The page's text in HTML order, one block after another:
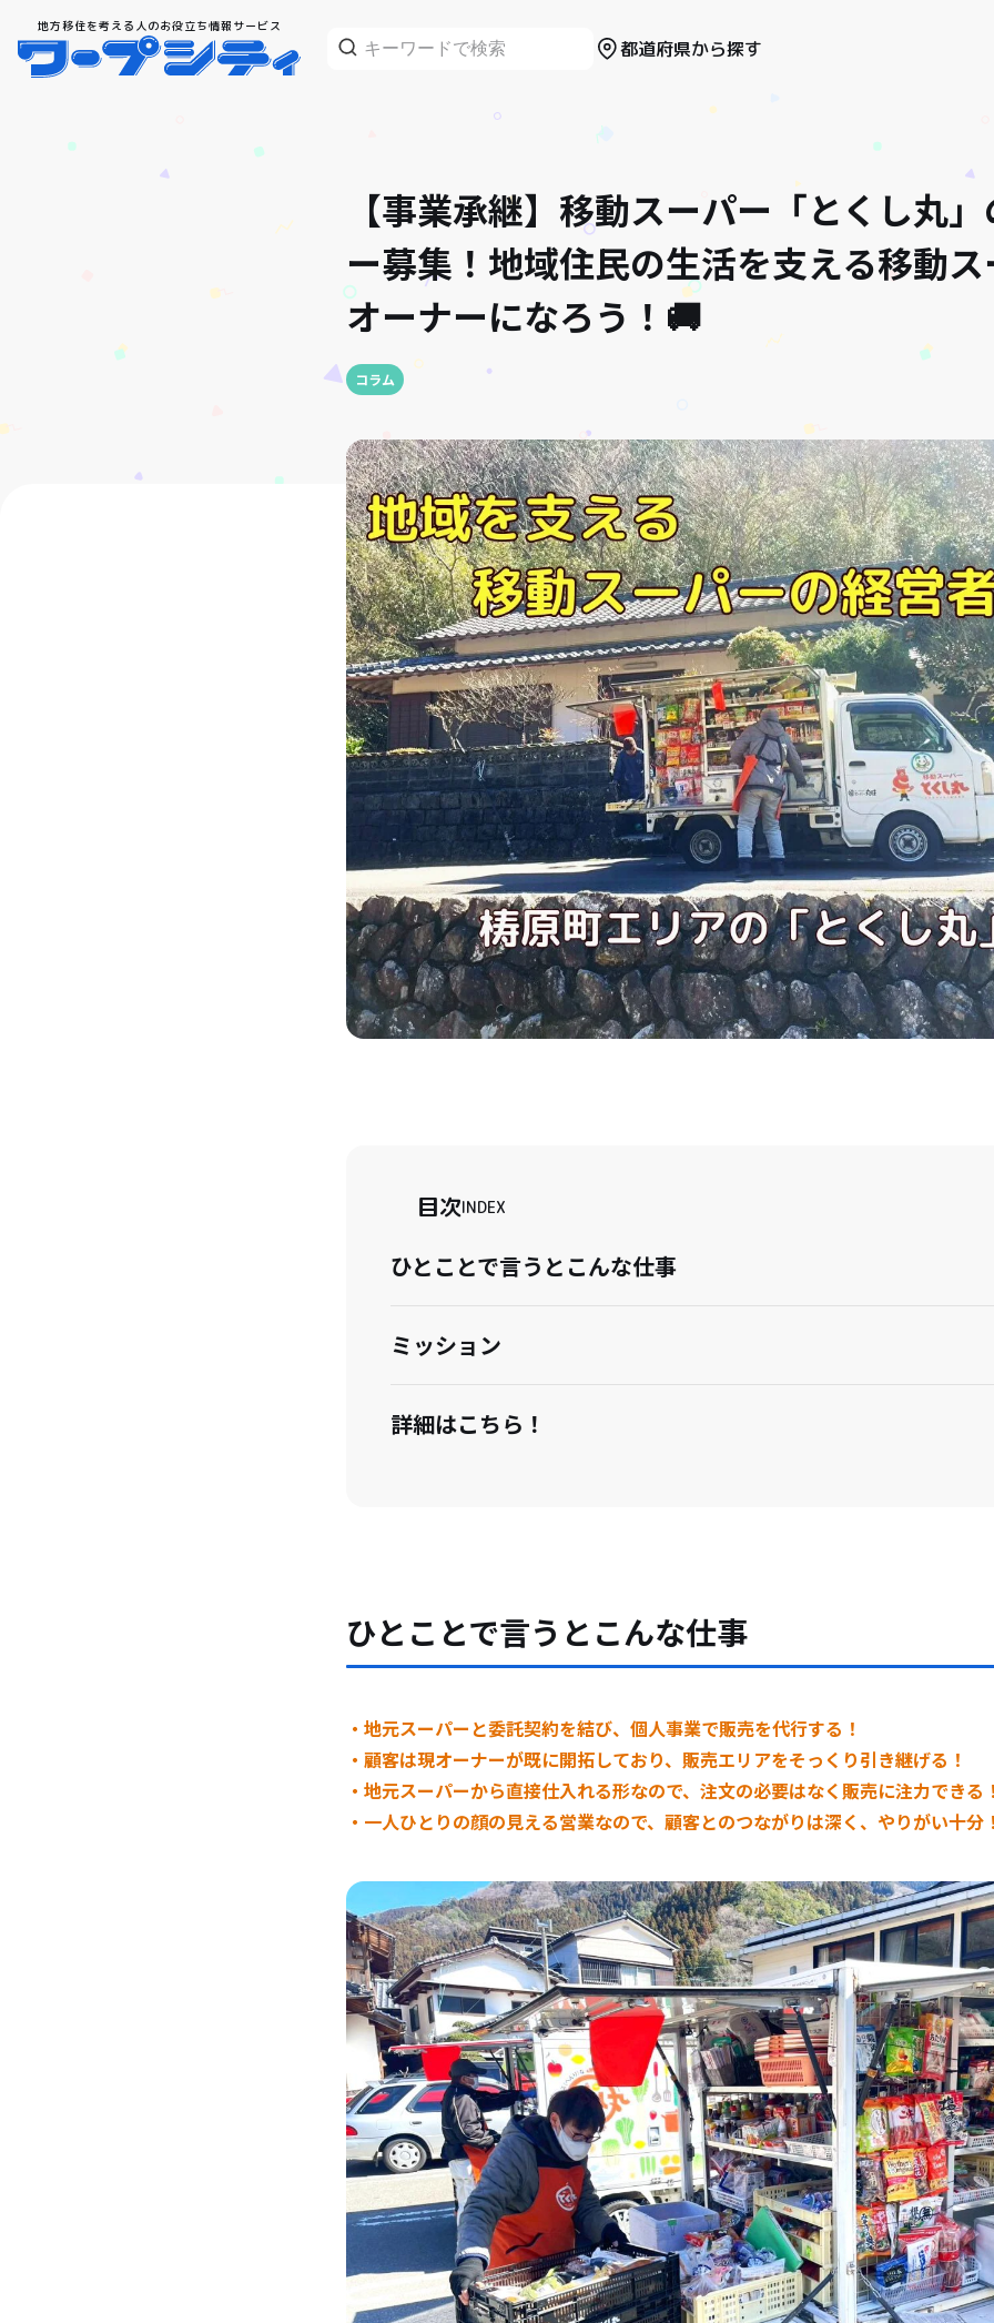
地方移住を考える人のお役立ち情報サービス
都道府県から探す
【事業承継】移動スーパー「とくし丸
ー募集！地域住民の生活を支える移動
オーナーになろう！🚚
コラム
目次INDEX
ひとことで言うとこんな仕事
ミッション
詳細はこちら！
ひとことで言うとこんな仕事
・地元スーパーと委託契約を結び、個人事業で販売を代行する！
・顧客は現オーナーが既に開拓しており、販売エリアをそっくり引き継げる！
・地元スーパーから直接仕入れる形なので、注文の必要はなく販売に注力できる
・一人ひとりの顔の見える営業なので、顧客とのつながりは深く、やりがい十分